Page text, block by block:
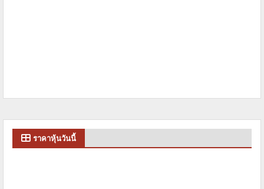
ราคาหุ้นวันนี้